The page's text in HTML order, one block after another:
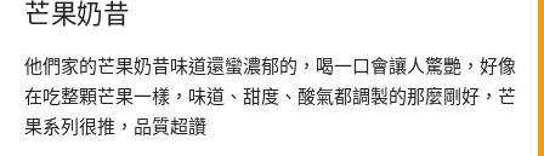
芒果奶昔
他們家的芒果奶昔味道還蠻濃郁的，喝一口會讓人驚艷，好像
在吃整顆芒果一樣，味道、甜度、酸氣都調製的那麼剛好，芒
果系列很推，品質超讚